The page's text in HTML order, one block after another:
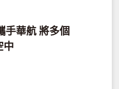
手華航 將多個
中